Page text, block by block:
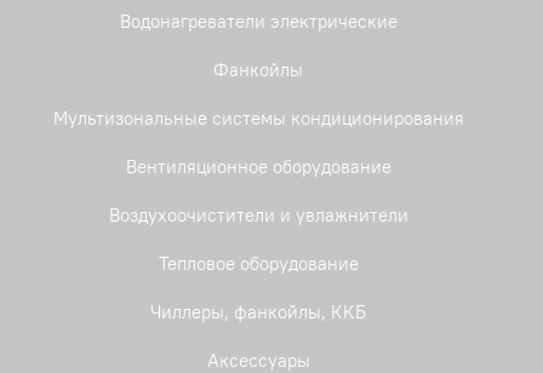
Водонагреватели электрические
Фанкойлы
Мультизональные системы кондиционирования
Вентиляционное оборудование
Воздухоочистители и увлажнители
Тепловое оборудование
Чиллеры, фанкойлы, ККБ
Аксессуары